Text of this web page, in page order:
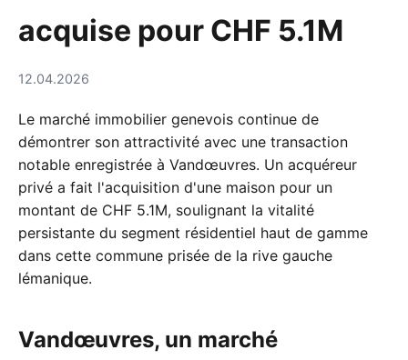
acquise pour CHF 5.1M
12.04.2026
Le marché immobilier genevois continue de
démontrer son attractivité avec une transaction
notable enregistrée à Vandœuvres. Un acquéreur
privé a fait l'acquisition d'une maison pour un
montant de CHF 5.1M, soulignant la vitalité
persistante du segment résidentiel haut de gamme
dans cette commune prisée de la rive gauche
lémanique.
Vandœuvres, un marché